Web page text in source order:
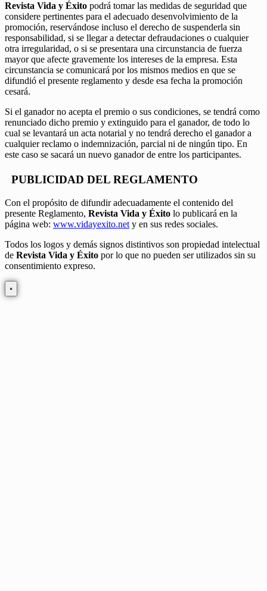
Revista Vida y Éxito podrá tomar las medidas de seguridad que
considere pertinentes para el adecuado desenvolvimiento de la
promoción, reservándose incluso el derecho de suspenderla sin
responsabilidad, si se llegar a detectar defraudaciones o cualquier
otra irregularidad, o si se presentara una circunstancia de fuerza
mayor que afecte gravemente los intereses de la empresa. Esta
circunstancia se comunicará por los mismos medios en que se
difundió el presente reglamento y desde esa fecha la promoción
cesará.
Si el ganador no acepta el premio o sus condiciones, se tendrá como
renunciado dicho premio y extinguido para el ganador, de todo lo
cual se levantará un acta notarial y no tendrá derecho el ganador a
cualquier reclamo o indemnización, parcial ni de ningún tipo. En
este caso se sacará un nuevo ganador de entre los participantes.
PUBLICIDAD DEL REGLAMENTO
Con el propósito de difundir adecuadamente el contenido del
presente Reglamento, Revista Vida y Éxito lo publicará en la
página web: www.vidayexito.net y en sus redes sociales.
Todos los logos y demás signos distintivos son propiedad intelectual
de Revista Vida y Éxito por lo que no pueden ser utilizados sin su
consentimiento expreso.
×